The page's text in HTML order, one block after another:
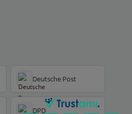
Deutsche Post
DPD